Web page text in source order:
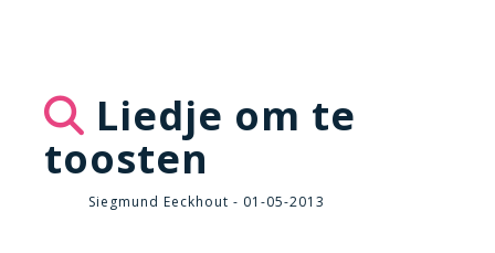
Liedje om te
toosten
Siegmund Eeckhout - 01-05-2013